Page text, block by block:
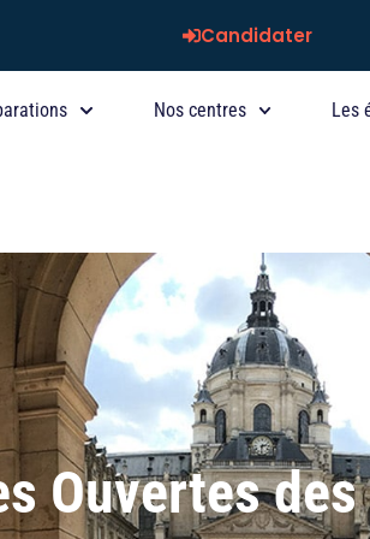
Candidater
Nos centres Les
Ouvertes